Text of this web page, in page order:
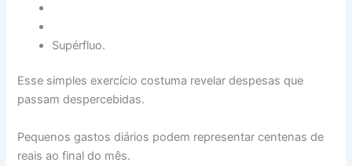
Supérfluo.
Esse simples exercício costuma revelar despesas que
passam despercebidas.
Pequenos gastos diários podem representar centenas de
reais ao final do mês.